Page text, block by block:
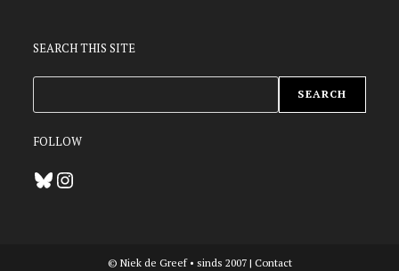
SEARCH THIS SITE
SEARCH
FOLLOW
BlueskyInstagram
© Niek de Greef • sinds 2007 | Contact